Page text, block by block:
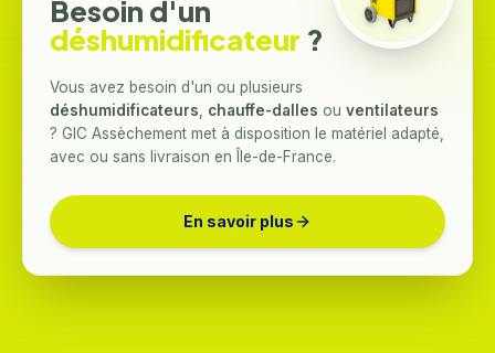
Besoin d'un
déshumidificateur ?
Vous avez besoin d'un ou plusieurs
déshumidificateurs
chauffe-dalles ou ventilateurs
? GIC Assèchement met à disposition le matériel adapté,
avec ou sans livraison en Île-de-France.
En savoir plus